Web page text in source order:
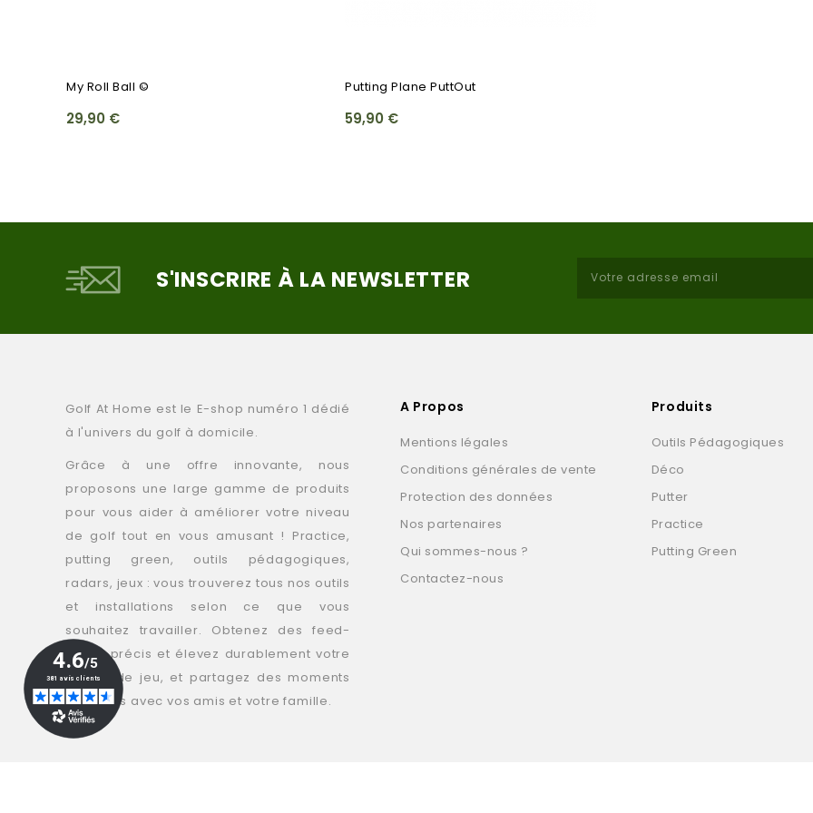
My Roll Ball ©
29,90 €
Putting Plane PuttOut
59,90 €
S'INSCRIRE À LA NEWSLETTER
Golf At Home est le E-shop numéro 1 dédié
à l'univers du golf à domicile.
Grâce à une offre innovante, nous
proposons une large gamme de produits
pour vous aider à améliorer votre niveau
de golf tout en vous amusant ! Practice,
putting green, outils pédagogiques,
radars, jeux : vous trouverez tous nos outils
et installations selon ce que vous
souhaitez travailler. Obtenez des feed-
backs précis et élevez durablement votre
niveau de jeu, et partagez des moments
golfiques avec vos amis et votre famille.
A Propos
Mentions légales
Conditions générales de vente
Protection des données
Nos partenaires
Qui sommes-nous ?
Contactez-nous
Produits
Outils Pédagogiques
Déco
Putter
Practice
Putting Green